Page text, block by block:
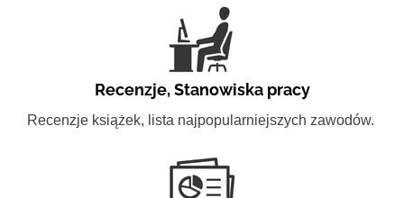
Recenzje,Stanowiska pracy
Recenzje książek, lista najpopularniejszych zawodów.